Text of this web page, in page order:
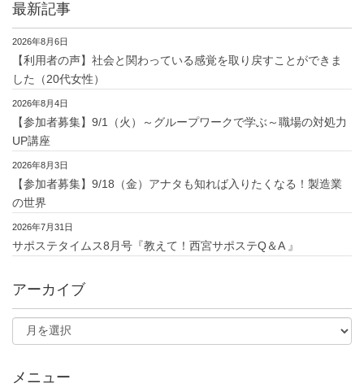
最新記事
2026年8月6日
【利用者の声】社会と関わっている感覚を取り戻すことができま
した（20代女性）
2026年8月4日
【参加者募集】9/1（火）～グループワークで学ぶ～職場の対処力
UP講座
2026年8月3日
【参加者募集】9/18（金）アナタも知れば入りたくなる！製造業
の世界
2026年7月31日
サポステタイムス8月号『教えて！西宮サポステQ＆A 』
アーカイブ
メニュー